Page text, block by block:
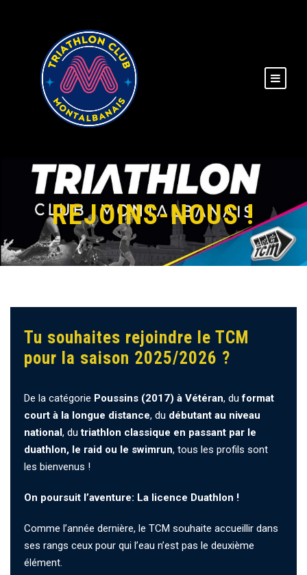
REJOINS-NOUS !
Tu souhaites rejoindre le TCM
pour la saison 2025/2026 ?
De la catégorie Poussins (2017) à Vétéran, duformat
court à la longue distance, du débutant au niveau
national, dutriathlon classique en passant par le
duathlon, le raid ou le swimrun, tous les profils sont
les bienvenus !
On poursuit l’aventure: La licence Duathlon !
Comme l’année dernière, le TCM souhaite accueillir dans
ses rangs ceux pour qui l’eau n’est pas le deuxième
élément.